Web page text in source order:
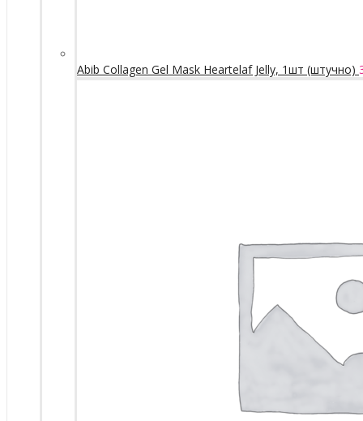
Abib Collagen Gel Mask Heartelaf Jelly, 1шт (штучно)